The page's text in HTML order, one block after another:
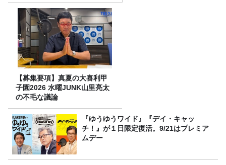
【募集要項】真夏の大喜利甲
子園2026 水曜JUNK山里亮太
の不毛な議論
『ゆうゆうワイド』『デイ・キャッ
チ！』が１日限定復活。9/21はプレミア
ムデー